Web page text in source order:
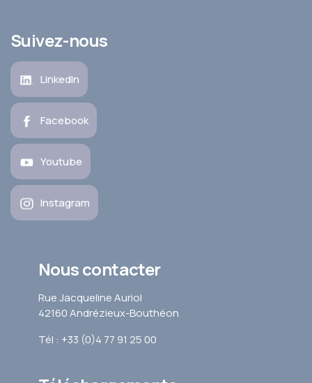
Suivez-nous
LinkedIn
Facebook
Youtube
Instagram
Nous contacter
Rue Jacqueline Auriol
42160 Andrézieux-Bouthéon
Tél : +33 (0)4 77 91 25 00